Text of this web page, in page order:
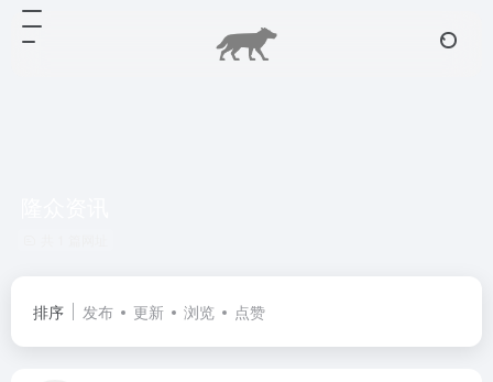
排序 发布 更新 浏览 点赞